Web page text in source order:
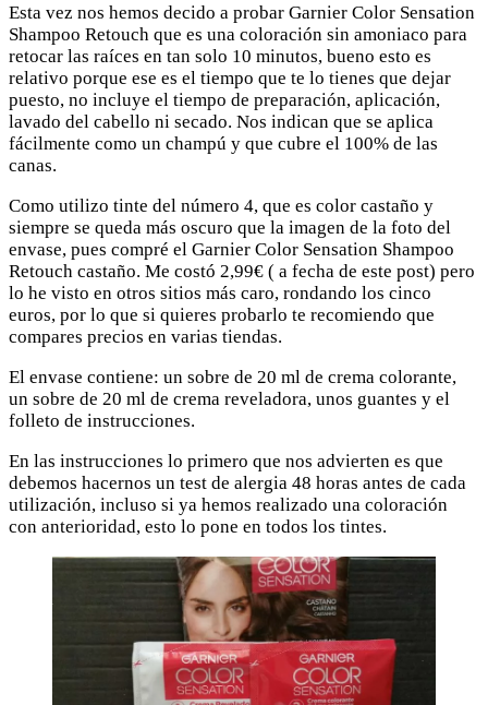
Esta vez nos hemos decido a probar Garnier Color Sensation
Shampoo Retouch que es una coloración sin amoniaco para
retocar las raíces en tan solo 10 minutos, bueno esto es
relativo porque ese es el tiempo que te lo tienes que dejar
puesto, no incluye el tiempo de preparación, aplicación,
lavado del cabello ni secado. Nos indican que se aplica
fácilmente como un champú y que cubre el 100% de las
canas.
Como utilizo tinte del número 4, que es color castaño y
siempre se queda más oscuro que la imagen de la foto del
envase, pues compré el Garnier Color Sensation Shampoo
Retouch castaño. Me costó 2,99€ ( a fecha de este post) pero
lo he visto en otros sitios más caro, rondando los cinco
euros, por lo que si quieres probarlo te recomiendo que
compares precios en varias tiendas.
El envase contiene: un sobre de 20 ml de crema colorante,
un sobre de 20 ml de crema reveladora, unos guantes y el
folleto de instrucciones.
En las instrucciones lo primero que nos advierten es que
debemos hacernos un test de alergia 48 horas antes de cada
utilización, incluso si ya hemos realizado una coloración
con anterioridad, esto lo pone en todos los tintes.